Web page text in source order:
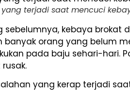
terjadi saat mencuci
sebelumnya, kebaya
banyak orang yang belum
pada baju sehari-hari.
yang kerap terjadi